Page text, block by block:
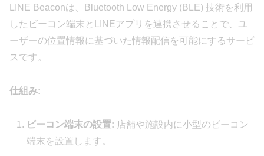
LINE Beaconは、Bluetooth Low Energy (BLE) 技術を利用
したビーコン端末とLINEアプリを連携させることで、ユ
ーザーの位置情報に基づいた情報配信を可能にするサービ
スです。
仕組み:
ビーコン端末の設置: 店舗や施設内に小型のビーコン
端末を設置します。